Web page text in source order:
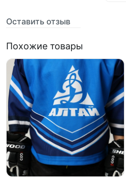
Оставить отзыв
Похожие товары